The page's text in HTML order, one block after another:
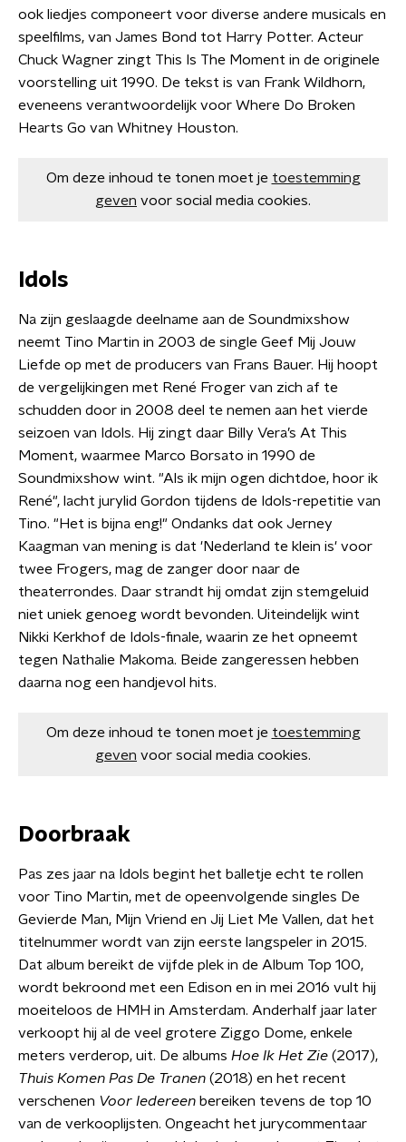
ook liedjes componeert voor diverse andere musicals en
speelfilms, van James Bond tot Harry Potter. Acteur
Chuck Wagner zingt This Is The Moment in de originele
voorstelling uit 1990. De tekst is van Frank Wildhorn,
eveneens verantwoordelijk voor Where Do Broken
Hearts Go van Whitney Houston.
Om deze inhoud te tonen moet je toestemming
geven voor social media cookies.
Idols
Na zijn geslaagde deelname aan de Soundmixshow
neemt Tino Martin in 2003 de single Geef Mij Jouw
Liefde op met de producers van Frans Bauer. Hij hoopt
de vergelijkingen met René Froger van zich af te
schudden door in 2008 deel te nemen aan het vierde
seizoen van Idols. Hij zingt daar Billy Vera’s At This
Moment, waarmee Marco Borsato in 1990 de
Soundmixshow wint. "Als ik mijn ogen dichtdoe, hoor ik
René", lacht jurylid Gordon tijdens de Idols-repetitie van
Tino. "Het is bijna eng!" Ondanks dat ook Jerney
Kaagman van mening is dat 'Nederland te klein is' voor
twee Frogers, mag de zanger door naar de
theaterrondes. Daar strandt hij omdat zijn stemgeluid
niet uniek genoeg wordt bevonden. Uiteindelijk wint
Nikki Kerkhof de Idols-finale, waarin ze het opneemt
tegen Nathalie Makoma. Beide zangeressen hebben
daarna nog een handjevol hits.
Om deze inhoud te tonen moet je toestemming
geven voor social media cookies.
Doorbraak
Pas zes jaar na Idols begint het balletje echt te rollen
voor Tino Martin, met de opeenvolgende singles De
Gevierde Man, Mijn Vriend en Jij Liet Me Vallen, dat het
titelnummer wordt van zijn eerste langspeler in 2015.
Dat album bereikt de vijfde plek in de Album Top 100,
wordt bekroond met een Edison en in mei 2016 vult hij
moeiteloos de HMH in Amsterdam. Anderhalf jaar later
verkoopt hij al de veel grotere Ziggo Dome, enkele
meters verderop, uit. De albums Hoe Ik Het Zie (2017),
Thuis Komen Pas De Tranen (2018) en het recent
verschenen Voor Iedereen bereiken tevens de top 10
van de verkooplijsten. Ongeacht het jurycommentaar